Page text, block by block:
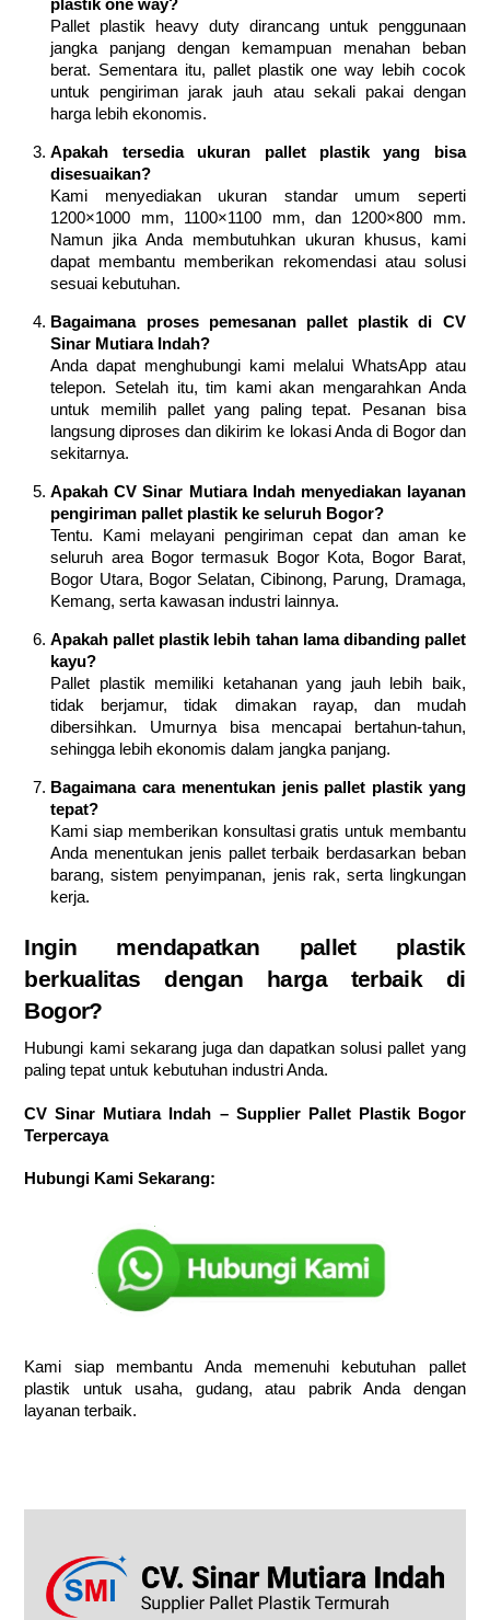
Pallet plastik heavy duty dirancang untuk penggunaan
jangka panjang dengan kemampuan menahan beban
berat. Sementara itu, pallet plastik one way lebih cocok
untuk pengiriman jarak jauh atau sekali pakai dengan
harga lebih ekonomis.
Apakah tersedia ukuran pallet plastik yang bisa
disesuaikan?
Kami menyediakan ukuran standar umum seperti
1200×1000 mm, 1100×1100 mm, dan 1200×800 mm.
Namun jika Anda membutuhkan ukuran khusus, kami
dapat membantu memberikan rekomendasi atau solusi
sesuai kebutuhan.
Bagaimana proses pemesanan pallet plastik di CV
Sinar Mutiara Indah?
Anda dapat menghubungi kami melalui WhatsApp atau
telepon. Setelah itu, tim kami akan mengarahkan Anda
untuk memilih pallet yang paling tepat. Pesanan bisa
langsung diproses dan dikirim ke lokasi Anda di Bogor dan
sekitarnya.
Apakah CV Sinar Mutiara Indah menyediakan layanan
pengiriman pallet plastik ke seluruh Bogor?
Tentu. Kami melayani pengiriman cepat dan aman ke
seluruh area Bogor termasuk Bogor Kota, Bogor Barat,
Bogor Utara, Bogor Selatan, Cibinong, Parung, Dramaga,
Kemang, serta kawasan industri lainnya.
Apakah pallet plastik lebih tahan lama dibanding pallet
kayu?
Pallet plastik memiliki ketahanan yang jauh lebih baik,
tidak berjamur, tidak dimakan rayap, dan mudah
dibersihkan. Umurnya bisa mencapai bertahun-tahun,
sehingga lebih ekonomis dalam jangka panjang.
Bagaimana cara menentukan jenis pallet plastik yang
tepat?
Kami siap memberikan konsultasi gratis untuk membantu
Anda menentukan jenis pallet terbaik berdasarkan beban
barang, sistem penyimpanan, jenis rak, serta lingkungan
kerja.
Ingin mendapatkan pallet plastik
berkualitas dengan harga terbaik di
Bogor?
Hubungi kami sekarang juga dan dapatkan solusi pallet yang
paling tepat untuk kebutuhan industri Anda.
CV Sinar Mutiara Indah – Supplier Pallet Plastik Bogor
Terpercaya
Hubungi Kami Sekarang:
Kami siap membantu Anda memenuhi kebutuhan pallet
plastik untuk usaha, gudang, atau pabrik Anda dengan
layanan terbaik.